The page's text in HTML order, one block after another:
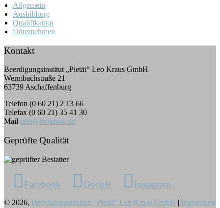
Allgemein
Ausbildung
Qualifikation
Unternehmen
Kontakt
Beerdigungsinstitut „Pietät“ Leo Kraus GmbH
Wermbachstraße 21
63739 Aschaffenburg
Telefon (0 60 21) 2 13 66
Telefax (0 60 21) 35 41 30
Mail info@leokraus.de
Geprüfte Qualität
Facebook Google Instagram
© 2026, Beerdigungsinstitut "Pietät" Leo Kraus GmbH | Impressum